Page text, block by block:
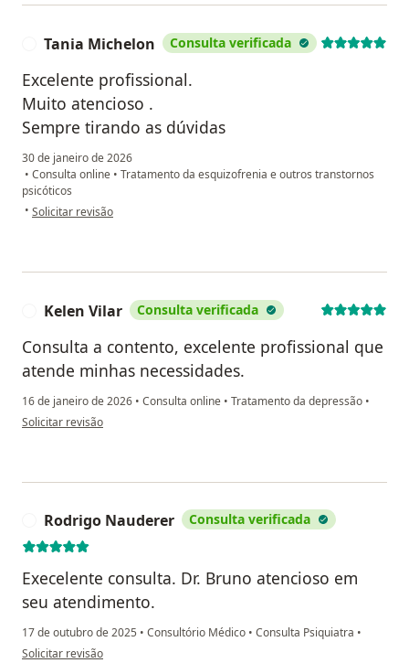
Tania Michelon Consulta verificada
Excelente profissional.
Muito atencioso .
Sempre tirando as dúvidas
30 de janeiro de 2026
• Consulta online • Tratamento da esquizofrenia e outros transtornos
psicóticos
• na opinião do utilizador Tania Michelon
Solicitar revisão
Kelen Vilar Consulta verificada
Consulta a contento, excelente profissional que
atende minhas necessidades.
16 de janeiro de 2026 • Consulta online • Tratamento da depressão •
na opinião do utilizador Kelen Vilar
Solicitar revisão
Rodrigo Nauderer Consulta verificada
Execelente consulta. Dr. Bruno atencioso em
seu atendimento.
17 de outubro de 2025 • Consultório Médico • Consulta Psiquiatra •
na opinião do utilizador Rodrigo Nauderer
Solicitar revisão